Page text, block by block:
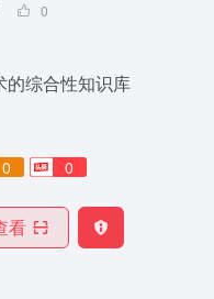
0
的综合性知识库
0 0
看